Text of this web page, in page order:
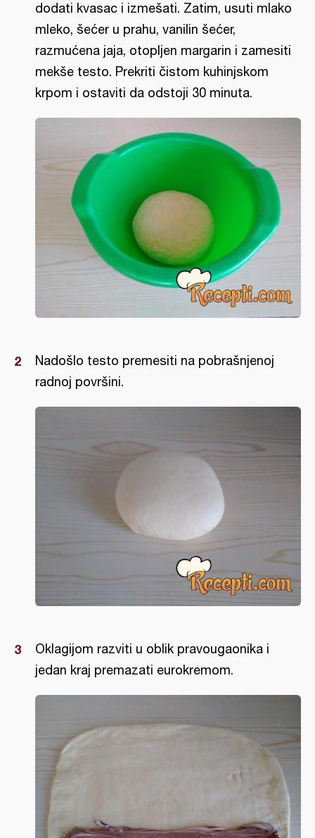
dodati kvasac i izmešati. Zatim, usuti mlako
mleko, šećer u prahu, vanilin šećer,
razmućena jaja, otopljen margarin i zamesiti
mekše testo. Prekriti čistom kuhinjskom
krpom i ostaviti da odstoji 30 minuta.
Nadošlo testo premesiti na pobrašnjenoj
radnoj površini.
Oklagijom razviti u oblik pravougaonika i
jedan kraj premazati eurokremom.